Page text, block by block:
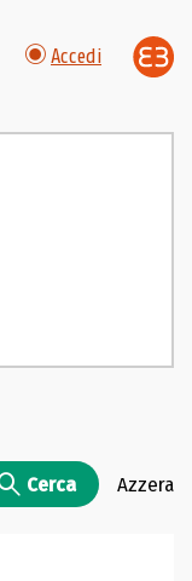
Accedi
Cerca Azzera